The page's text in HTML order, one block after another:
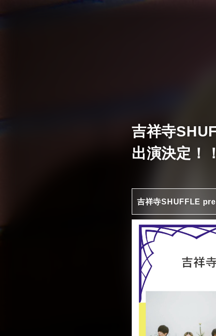
吉祥寺
出演決定！！
吉祥寺SHUFFLE